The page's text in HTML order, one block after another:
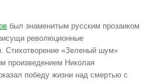
был знаменитым русским прозаиком
революционные
Стихотворение «Зеленый шум»
произведением Николая
победу жизни над смертью с